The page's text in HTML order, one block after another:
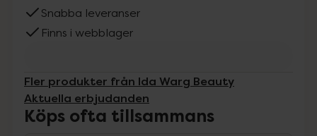
Snabba leveranser
Finns i webblager
Fler produkter från Ida Warg Beauty
Aktuella erbjudanden
Köps ofta tillsammans